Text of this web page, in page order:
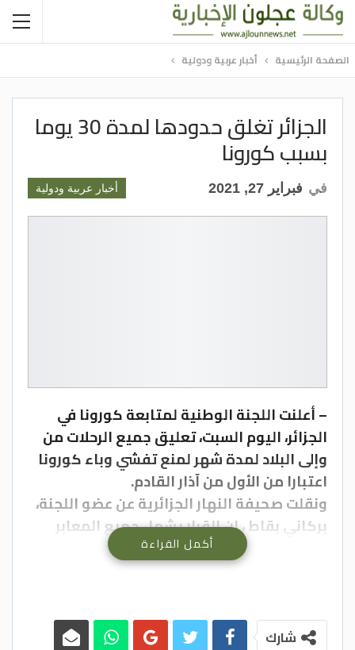
الصفحة الرئيسية أخبار عربية ودولية
الجزائر تغلق حدودها لمدة 30 يوما
بسبب كورونا
أخبار عربية ودولية في فبراير 27, 2021
– أعلنت اللجنة الوطنية لمتابعة كورونا في
الجزائر، اليوم السبت، تعليق جميع الرحلات من
وإلى البلاد لمدة شهر لمنع تفشي وباء كورونا
اعتبارا من الأول من آذار القادم.
ونقلت صحيفة النهار الجزائرية عن عضو اللجنة،
بركاني بقاط ، ان القرار يشمل جميع المعابر
الحدودية، بما فيها الجوية والبحرية.
الماضية، بحسب وكالة الانباء الجزائرية. – (بترا)
أكمل القراءة
شارك